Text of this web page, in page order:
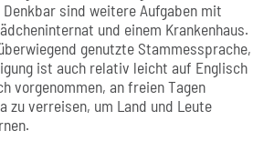
sind weitere Aufgaben mit
und einem Krankenhaus.
genutzte Stammessprache,
ist auch relativ leicht auf Englisch
vorgenommen, an freien Tagen
zu verreisen, um Land und Leute